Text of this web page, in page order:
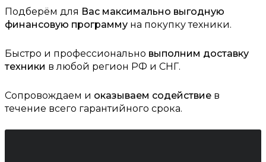
Подберём для Вас максимально выгодную
финансовую программу на покупку техники.
Быстро и профессионально выполним доставку
техники в любой регион РФ и СНГ.
Сопровождаем и оказываем содействие в
течение всего гарантийного срока.